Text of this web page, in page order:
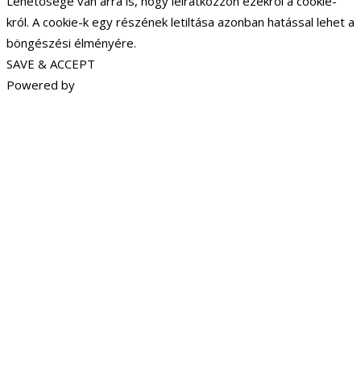
król. A cookie-k egy részének letiltása azonban hatással lehet a
böngészési élményére.
SAVE & ACCEPT
Powered by